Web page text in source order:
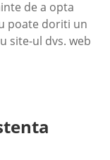
de a opta
poate doriti un
site-ul dvs. web